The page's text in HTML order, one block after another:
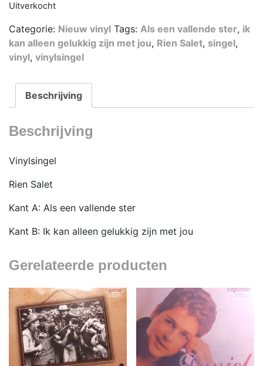
Uitverkocht
Categorie: Nieuw vinyl Tags: Als een vallende ster, ik
kan alleen gelukkig zijn met jou, Rien Salet, singel,
vinyl, vinylsingel
Beschrijving
Beschrijving
Vinylsingel
Rien Salet
Kant A: Als een vallende ster
Kant B: Ik kan alleen gelukkig zijn met jou
Gerelateerde producten